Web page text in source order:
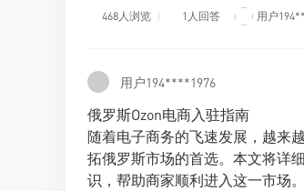
468人浏览 1人回答 用户
用户194****1976
俄罗斯Ozon电商入驻指南
随着电子商务的飞速发展，越来
拓俄罗斯市场的首选。本文将详
识，帮助商家顺利进入这一市场。